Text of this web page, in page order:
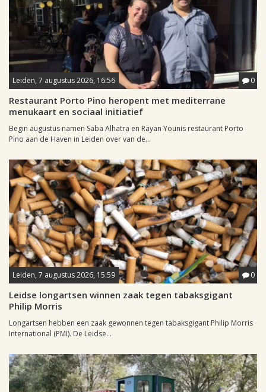
Leiden, 7 augustus 2026, 16:56 0
Restaurant Porto Pino heropent met mediterrane
menukaart en sociaal initiatief
Begin augustus namen Saba Alhatra en Rayan Younis restaurant Porto
Pino aan de Haven in Leiden over van de...
Leiden, 7 augustus 2026, 15:59 0
Leidse longartsen winnen zaak tegen tabaksgigant
Philip Morris
Longartsen hebben een zaak gewonnen tegen tabaksgigant Philip Morris
International (PMI). De Leidse...